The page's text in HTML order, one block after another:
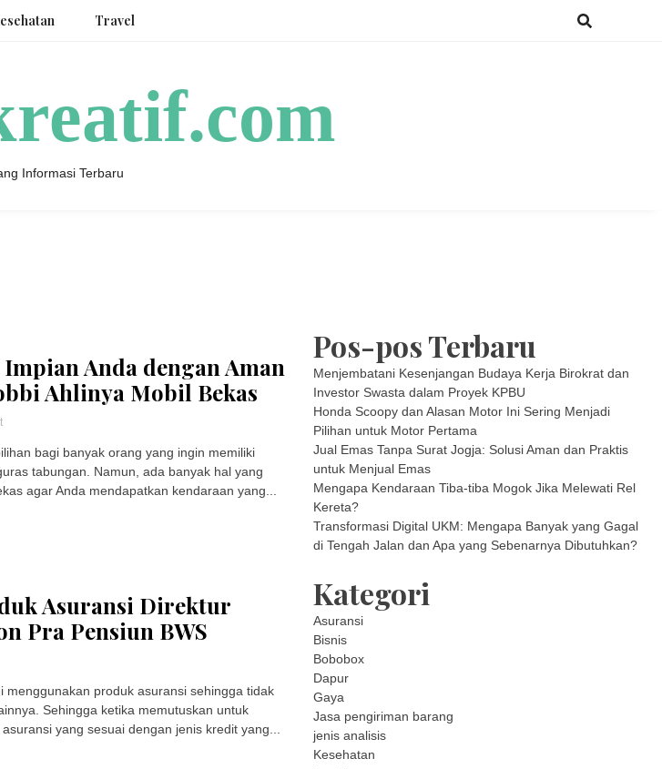
Travel
Informasi Terbaru
Anda dengan Aman
Ahlinya Mobil Bekas
on
Mobil
Bekas
Impian
OLXmobbi
Ahlinya
Mobil
bagi banyak orang yang ingin memiliki
tabungan. Namun, ada banyak hal yang
agar Anda mendapatkan kendaraan yang...
Asuransi Direktur
Pra Pensiun BWS
menggunakan produk asuransi sehingga tidak
Sehingga ketika memutuskan untuk
yang sesuai dengan jenis kredit yang...
Pos-pos Terbaru
Menjembatani Kesenjangan Budaya Kerja Birokrat dan
Investor Swasta dalam Proyek KPBU
Honda Scoopy dan Alasan Motor Ini Sering Menjadi
Pilihan untuk Motor Pertama
Jual Emas Tanpa Surat Jogja: Solusi Aman dan Praktis
untuk Menjual Emas
Mengapa Kendaraan Tiba-tiba Mogok Jika Melewati Rel
Kereta?
Transformasi Digital UKM: Mengapa Banyak yang Gagal
di Tengah Jalan dan Apa yang Sebenarnya Dibutuhkan?
Kategori
Asuransi
Bisnis
Bobobox
Dapur
Gaya
Jasa pengiriman barang
jenis analisis
Kesehatan